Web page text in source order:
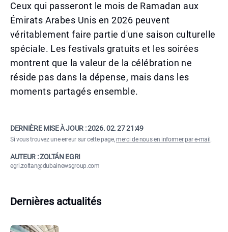
Ceux qui passeront le mois de Ramadan aux
Émirats Arabes Unis en 2026 peuvent
véritablement faire partie d'une saison culturelle
spéciale. Les festivals gratuits et les soirées
montrent que la valeur de la célébration ne
réside pas dans la dépense, mais dans les
moments partagés ensemble.
DERNIÈRE MISE À JOUR :2026. 02. 27 21:49
Si vous trouvez une erreur sur cette page,merci de nous en informer par e-mail .
AUTEUR : ZOLTÁN EGRI
egri.zoltan@dubainewsgroup.com
Dernières actualités